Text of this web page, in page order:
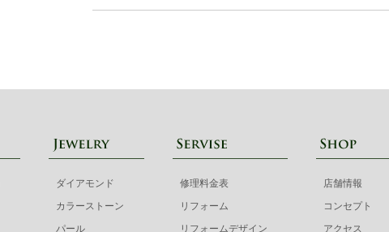
ダイアモンド
カラーストーン
パール
修理料金表
リフォーム
リフォームデザイン
店舗情報
コンセプト
アクセス